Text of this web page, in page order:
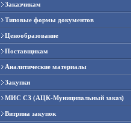
Заказчикам
Типовые формы документов
Ценообразование
Поставщикам
Аналитические материалы
Закупки
МИС СЗ (АЦК-Муниципальный заказ)
Витрина закупок